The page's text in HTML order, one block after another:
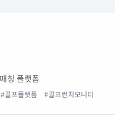
칭 플랫폼
#골프플랫폼 #골프런치모니터